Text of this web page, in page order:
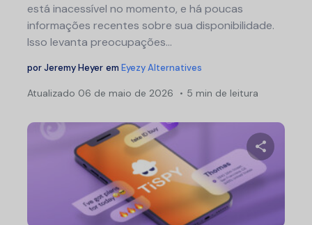
está inacessível no momento, e há poucas
informações recentes sobre sua disponibilidade.
Isso levanta preocupações...
porJeremy Heyer em Eyezy Alternatives
Atualizado 06 de maio de 2026 5 min de leitura